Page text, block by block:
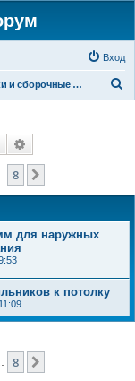
Вход
Блоки и сборочные элементы
Поиск
8
для наружных
к потолку
8